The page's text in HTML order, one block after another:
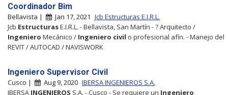
Coordinador Bim
Bellavista | Jan 17, 2021 Jcb Estructuras E.I.R.L.
Jcb EstructurasE.I.R.L. - Bellavista, San Martín - ? Arquitecto /
Ingeniero Mecánico / Ingeniero civil o profesional afín. - Manejo del
REVIT / AUTOCAD / NAVISWORK
Ingeniero Supervisor Civil
Cusco | Aug 9, 2020 IBERSA INGENIEROS S.A.
IBERSA INGENIEROS S.A. - Cusco - Se requiere un Ingeniero